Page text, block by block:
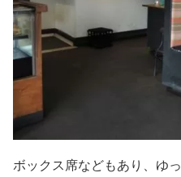
ボックス席などもあり、ゆ